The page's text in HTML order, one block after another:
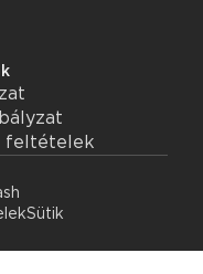
feltételek
Sütik